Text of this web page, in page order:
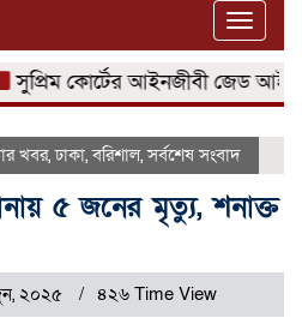
Toggle
কোর্টের আইনজীবী জেড আই খান
খবর,ঢাকা,বরিশাল,সর্বশেষ সংবাদ
৫ জনের মৃত্যু, শনাক্ত
২০২৫ ৪২৬ Time View